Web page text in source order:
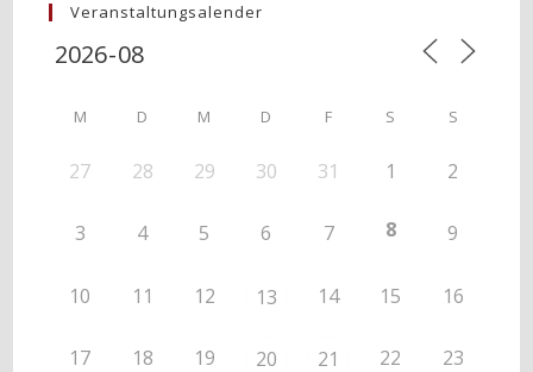
Veranstaltungsalender
M D M D F S S
27 28 29 30 31 1 2
3 4 5 6 7 8 9
10 11 12 13 14 15 16
17 18 19 20 21 22 23